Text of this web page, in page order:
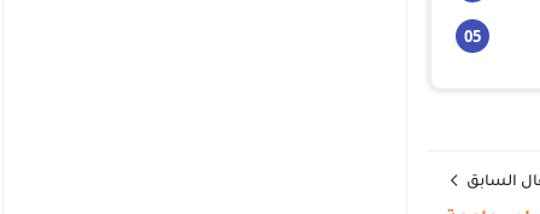
السابق